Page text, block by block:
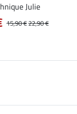
Julie
15,90 €22,90 €